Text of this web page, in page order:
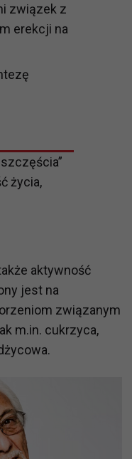
związek z
erekcji na
życia,
aktywność
jest na
związanym
m.in. cukrzyca,